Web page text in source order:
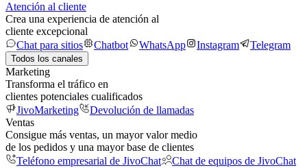
Atención al cliente
Crea una experiencia de atención al
cliente excepcional
Chat para sitios
Chatbot WhatsApp Instagram Telegram
Todos los canales
Marketing
Transforma el tráfico en
clientes potenciales cualificados
JivoMarketing
Devolución de llamadas
Ventas
Consigue más ventas, un mayor valor medio
de los pedidos y una mayor base de clientes
Teléfono empresarial de JivoChat
Chat de equipos de JivoChat